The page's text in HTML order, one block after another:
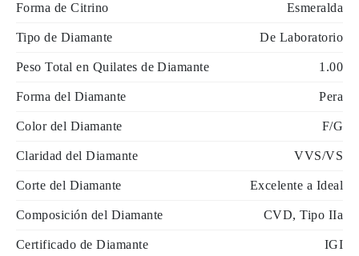
Forma de Citrino Esmeralda
Tipo de Diamante De Laboratorio
Peso Total en Quilates de Diamante 1.00
Forma del Diamante Pera
Color del Diamante F/G
Claridad del Diamante VVS/VS
Corte del Diamante Excelente a Ideal
Composición del Diamante CVD, Tipo IIa
Certificado de Diamante IGI